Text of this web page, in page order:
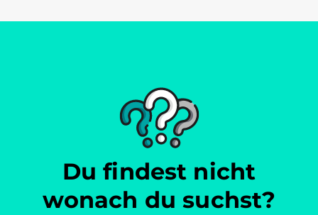
Du findest nicht
wonach du suchst?